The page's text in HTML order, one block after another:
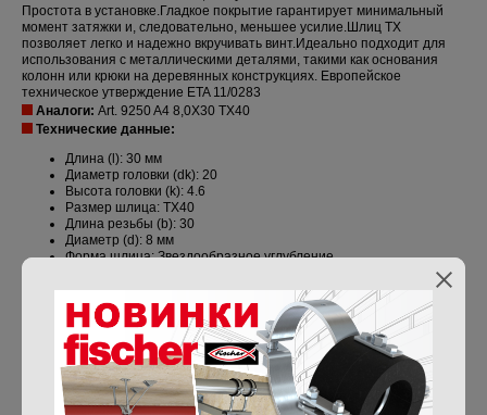
Простота в установке.Гладкое покрытие гарантирует минимальный
момент затяжки и, следовательно, меньшее усилие.Шлиц TX
позволяет легко и надежно вкручивать винт.Идеально подходит для
использования с металлическими деталями, такими как основания
колонн или крюки на деревянных конструкциях. Европейское
техническое утверждение ETA 11/0283
Аналоги: Art. 9250 A4 8,0X30 TX40
Технические данные:
Длина (l): 30 мм
Диаметр головки (dk): 20
Высота головки (k): 4.6
Размер шлица: TX40
Длина резьбы (b): 30
Диаметр (d): 8 мм
Форма шлица: Звездообразное углубление
Форма головы: Плоская головка
Предел прочности на разрыв: 50
Информация неточная?
Модификации Отзывы